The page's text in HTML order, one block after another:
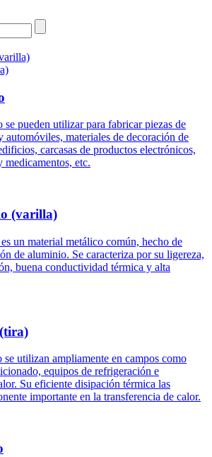
se pueden utilizar para fabricar piezas de
automóviles, materiales de decoración de
carcasas de productos electrónicos,
medicamentos, etc.
(varilla)
un material metálico común, hecho de
de aluminio. Se caracteriza por su ligereza,
buena conductividad térmica y alta
se utilizan ampliamente en campos como
equipos de refrigeración e
Su eficiente disipación térmica las
importante en la transferencia de calor.